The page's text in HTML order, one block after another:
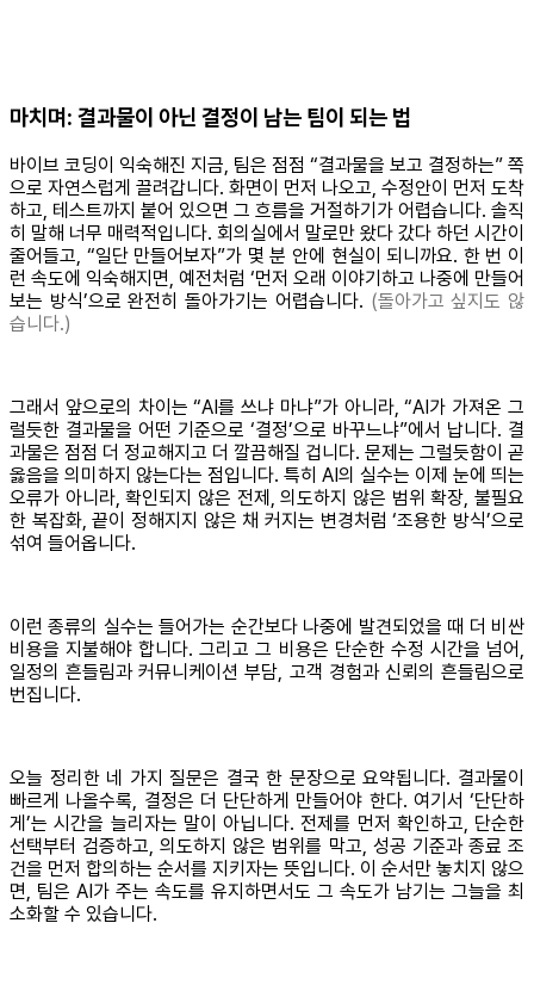
마치며: 결과물이 아닌 결정이 남는 팀이 되는 법
바이브 코딩이 익숙해진 지금, 팀은 점점 “결과물을 보고 결정하는” 쪽
으로 자연스럽게 끌려갑니다. 화면이 먼저 나오고, 수정안이 먼저 도착
하고, 테스트까지 붙어 있으면 그 흐름을 거절하기가 어렵습니다. 솔직
히 말해 너무 매력적입니다. 회의실에서 말로만 왔다 갔다 하던 시간이
줄어들고, “일단 만들어보자”가 몇 분 안에 현실이 되니까요. 한 번 이
런 속도에 익숙해지면, 예전처럼 ‘먼저 오래 이야기하고 나중에 만들어
보는 방식’으로 완전히 돌아가기는 어렵습니다. (돌아가고 싶지도 않
습니다.)
그래서 앞으로의 차이는 “AI를 쓰냐 마냐”가 아니라, “AI가 가져온 그
럴듯한 결과물을 어떤 기준으로 ‘결정’으로 바꾸느냐”에서 납니다. 결
과물은 점점 더 정교해지고 더 깔끔해질 겁니다. 문제는 그럴듯함이 곧
옳음을 의미하지 않는다는 점입니다. 특히 AI의 실수는 이제 눈에 띄는
오류가 아니라, 확인되지 않은 전제, 의도하지 않은 범위 확장, 불필요
한 복잡화, 끝이 정해지지 않은 채 커지는 변경처럼 ‘조용한 방식’으로
섞여 들어옵니다.
이런 종류의 실수는 들어가는 순간보다 나중에 발견되었을 때 더 비싼
비용을 지불해야 합니다. 그리고 그 비용은 단순한 수정 시간을 넘어,
일정의 흔들림과 커뮤니케이션 부담, 고객 경험과 신뢰의 흔들림으로
번집니다.
오늘 정리한 네 가지 질문은 결국 한 문장으로 요약됩니다. 결과물이
빠르게 나올수록, 결정은 더 단단하게 만들어야 한다. 여기서 ‘단단하
게’는 시간을 늘리자는 말이 아닙니다. 전제를 먼저 확인하고, 단순한
선택부터 검증하고, 의도하지 않은 범위를 막고, 성공 기준과 종료 조
건을 먼저 합의하는 순서를 지키자는 뜻입니다. 이 순서만 놓치지 않으
면, 팀은 AI가 주는 속도를 유지하면서도 그 속도가 남기는 그늘을 최
소화할 수 있습니다.